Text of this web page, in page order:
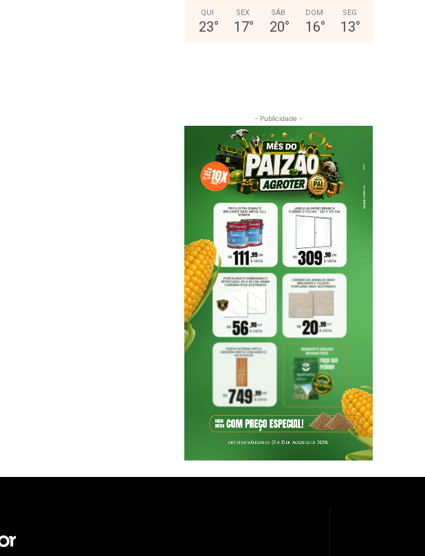
QUI
23°
SEX
17°
SÁB
20°
DOM
16°
SEG
13°
- Publicidade -